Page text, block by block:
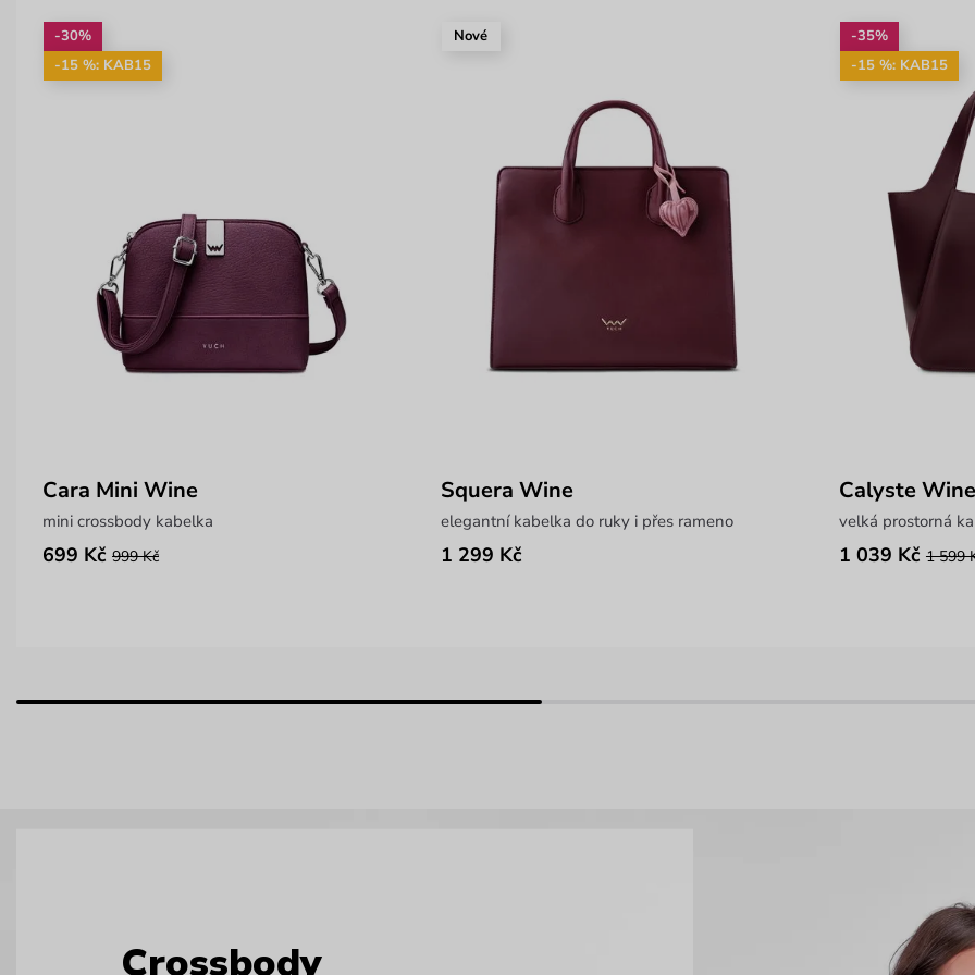
-30%
-15 %: KAB15
Cara Mini Wine
mini crossbody kabelka
699 Kč 999 Kč
Nové
Squera Wine
elegantní kabelka do ruky i přes rameno
1 299 Kč
-35%
-15 %: KAB15
Calyste
velká prostorná
1 039 Kč 1 599
Crossbody